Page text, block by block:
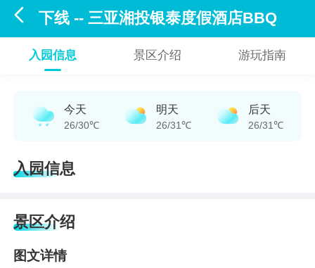
 下线 -- 三亚湘投银泰度假酒店BBQ
入园信息 景区介绍 游玩指南
今天
26/30℃
明天
26/31℃
后天
26/31℃
入园信息
景区介绍
图文详情